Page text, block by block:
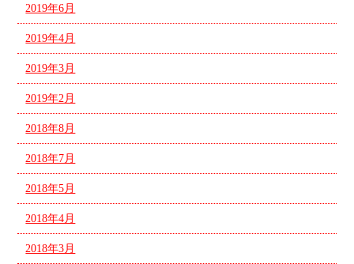
2019年6月
2019年4月
2019年3月
2019年2月
2018年8月
2018年7月
2018年5月
2018年4月
2018年3月